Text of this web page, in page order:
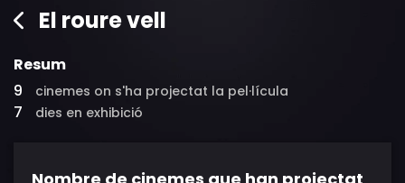
El roure vell
Resum
9
cinemes on s'ha projectat la pel·lícula
7 dies en exhibició